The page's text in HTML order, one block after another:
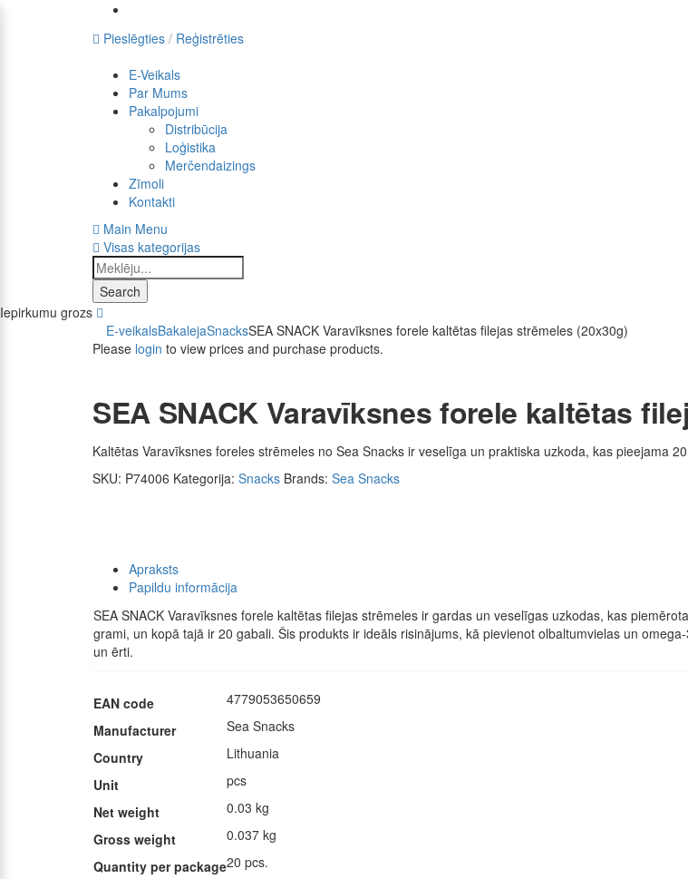
Pieslēgties
Reģistrēties
E-Veikals
Par Mums
Pakalpojumi
Distribūcija
Loģistika
Merčendaizings
Zīmoli
Kontakti
Main Menu
Visas kategorijas
Search
Iepirkumu grozs
E-veikalsBakalejaSnacksSEA SNACK Varavīksnes forele kaltētas filejas strēmeles (20x30g)
Please login to view prices and purchase products.
SEA SNACK Varavīksnes forele kaltētas
Kaltētas Varavīksnes foreles strēmeles no Sea Snacks ir veselīga un praktiska uzkoda, kas pieejama
SKU: P74006 Kategorija: Snacks Brands: Sea Snacks
Apraksts
Papildu informācija
SEA SNACK Varavīksnes forele kaltētas filejas strēmeles ir gardas un veselīgas uzkodas, kas
grami, un kopā tajā ir 20 gabali. Šis produkts ir ideāls risinājums, kā pievienot olbaltumvielas un
un ērti.
EAN code
4779053650659
Manufacturer
Sea Snacks
Country
Lithuania
Unit
pcs
Net weight
0.03 kg
Gross weight
0.037 kg
Quantity per package20 pcs.